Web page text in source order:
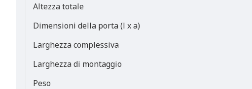
Altezza totale
Dimensioni della porta (l x a)
Larghezza complessiva
Larghezza di montaggio
Peso